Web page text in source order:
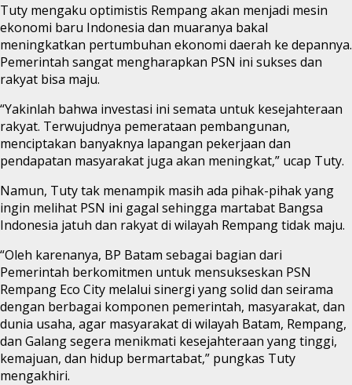
Tuty mengaku optimistis Rempang akan menjadi mesin
ekonomi baru Indonesia dan muaranya bakal
meningkatkan pertumbuhan ekonomi daerah ke depannya.
Pemerintah sangat mengharapkan PSN ini sukses dan
rakyat bisa maju.
“Yakinlah bahwa investasi ini semata untuk kesejahteraan
rakyat. Terwujudnya pemerataan pembangunan,
menciptakan banyaknya lapangan pekerjaan dan
pendapatan masyarakat juga akan meningkat,” ucap Tuty.
Namun, Tuty tak menampik masih ada pihak-pihak yang
ingin melihat PSN ini gagal sehingga martabat Bangsa
Indonesia jatuh dan rakyat di wilayah Rempang tidak maju.
“Oleh karenanya, BP Batam sebagai bagian dari
Pemerintah berkomitmen untuk mensukseskan PSN
Rempang Eco City melalui sinergi yang solid dan seirama
dengan berbagai komponen pemerintah, masyarakat, dan
dunia usaha, agar masyarakat di wilayah Batam, Rempang,
dan Galang segera menikmati kesejahteraan yang tinggi,
kemajuan, dan hidup bermartabat,” pungkas Tuty
mengakhiri.